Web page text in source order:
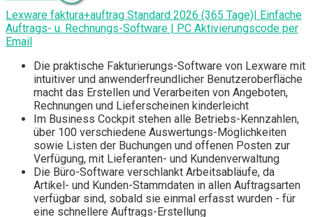
Lexware faktura+auftrag Standard 2026 (365 Tage)| Einfache
Auftrags- u. Rechnungs-Software | PC Aktivierungscode per
Email
Die praktische Fakturierungs-Software von Lexware mit
intuitiver und anwenderfreundlicher Benutzeroberfläche
macht das Erstellen und Verarbeiten von Angeboten,
Rechnungen und Lieferscheinen kinderleicht
Im Business Cockpit stehen alle Betriebs-Kennzahlen,
über 100 verschiedene Auswertungs-Möglichkeiten
sowie Listen der Buchungen und offenen Posten zur
Verfügung, mit Lieferanten- und Kundenverwaltung
Die Büro-Software verschlankt Arbeitsabläufe, da
Artikel- und Kunden-Stammdaten in allen Auftragsarten
verfügbar sind, sobald sie einmal erfasst wurden - für
eine schnellere Auftrags-Erstellung